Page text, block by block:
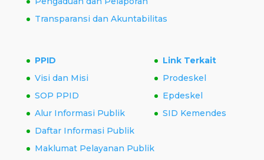
Transparansi dan Akuntabilitas
PPID
Visi dan Misi
SOP PPID
Alur Informasi Publik
Daftar Informasi Publik
Maklumat Pelayanan Publik
Link Terkait
Prodeskel
Epdeskel
SID Kemendes